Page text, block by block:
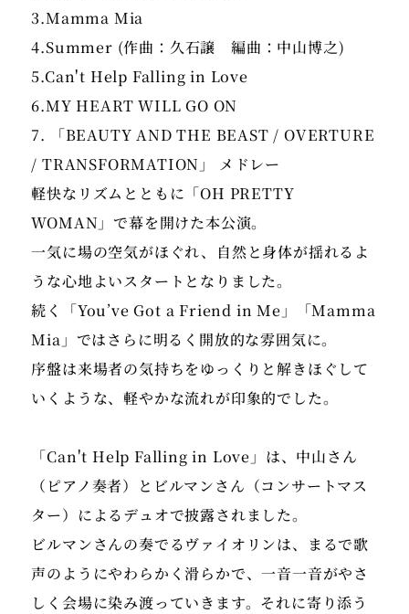
3.Mamma Mia
4.Summer (作曲：久石譲 編曲：中山博之)
5.Can't Help Falling in Love
6.MY HEART WILL GO ON
7. 「BEAUTY AND THE BEAST / OVERTURE
/ TRANSFORMATION」 メドレー
軽快なリズムとともに「OH PRETTY
WOMAN」で幕を開けた本公演。
一気に場の空気がほぐれ、自然と身体が揺れるよ
うな心地よいスタートとなりました。
続く「You’ve Got a Friend in Me」「Mamma
Mia」ではさらに明るく開放的な雰囲気に。
序盤は来場者の気持ちをゆっくりと解きほぐして
いくような、軽やかな流れが印象的でした。
「Can't Help Falling in Love」は、中山さん
（ピアノ奏者）とビルマンさん（コンサートマス
ター）によるデュオで披露されました。
ビルマンさんの奏でるヴァイオリンは、まるで歌
声のようにやわらかく滑らかで、一音一音がやさ
しく会場に染み渡っていきます。それに寄り添う